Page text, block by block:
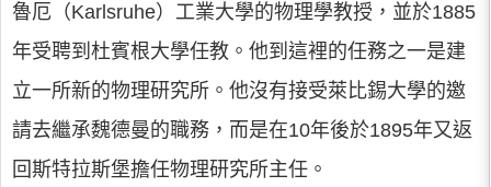
魯厄（Karlsruhe）工業大學的物理學教授，並於1885
年受聘到杜賓根大學任教。他到這裡的任務之一是建
立一所新的物理研究所。他沒有接受萊比錫大學的邀
請去繼承魏德曼的職務，而是在10年後於1895年又返
回斯特拉斯堡擔任物理研究所主任。